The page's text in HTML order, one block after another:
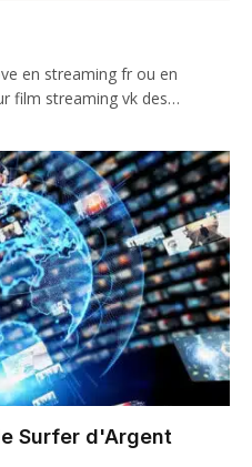
en streaming fr ou en
film streaming vk des…
Surfer d'Argent